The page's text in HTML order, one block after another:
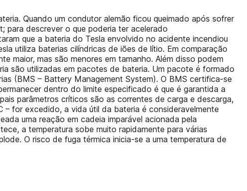
Quando um condutor alemão ficou queimado após sofrer
para descrever o que poderia ter acelerado
que a bateria do Tesla envolvido no acidente incendiou
utiliza baterias cilíndricas de iões de lítio. Em comparação
maior, mas são menores em tamanho. Além disso podem
são utilizadas em pacotes de bateria. Um pacote é formado
(BMS – Battery Management System). O BMS certifica-se
dentro do limite especificado é que é garantida a
parâmetros críticos são as correntes de carga e descarga,
– for excedido, a vida útil da bateria é consideravelmente
uma reação em cadeia imparável acionada pela
a temperatura sobe muito rapidamente para várias
O risco de fuga térmica inicia-se a uma temperatura de